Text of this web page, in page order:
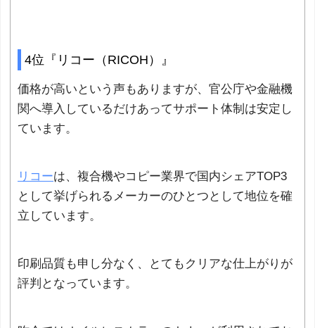
4位『リコー（RICOH）』
価格が高いという声もありますが、官公庁や金融機
関へ導入しているだけあってサポート体制は安定し
ています。
リコーは、複合機やコピー業界で国内シェアTOP3
として挙げられるメーカーのひとつとして地位を確
立しています。
印刷品質も申し分なく、とてもクリアな仕上がりが
評判となっています。